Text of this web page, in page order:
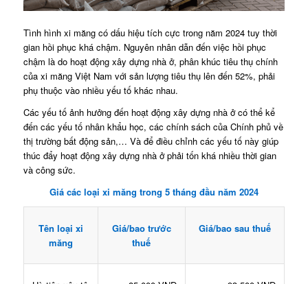
Tình hình xi măng có dấu hiệu tích cực trong năm 2024 tuy thời
gian hồi phục khá chậm. Nguyên nhân dẫn đến việc hồi phục
chậm là do hoạt động xây dựng nhà ở, phân khúc tiêu thụ chính
của xi măng Việt Nam với sản lượng tiêu thụ lên đến 52%, phải
phụ thuộc vào nhiều yếu tố khác nhau.
Các yếu tố ảnh hưởng đến hoạt động xây dựng nhà ở có thể kể
đến các yếu tố nhân khẩu học, các chính sách của Chính phủ về
thị trường bất động sản,… Và để điều chỉnh các yếu tố này giúp
thúc đẩy hoạt động xây dựng nhà ở phải tốn khá nhiều thời gian
và công sức.
Giá các loại xi măng trong 5 tháng đầu năm 2024
Tên loại xi
măng
Giá/bao trước
thuế
Giá/bao sau thuế